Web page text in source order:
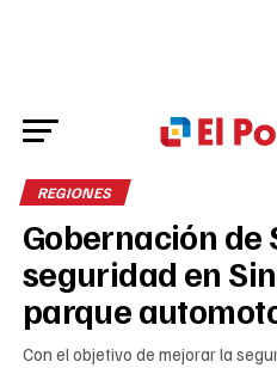
REGIONES
Gobernación de
seguridad en
parque
Con el objetivo de mejorar la